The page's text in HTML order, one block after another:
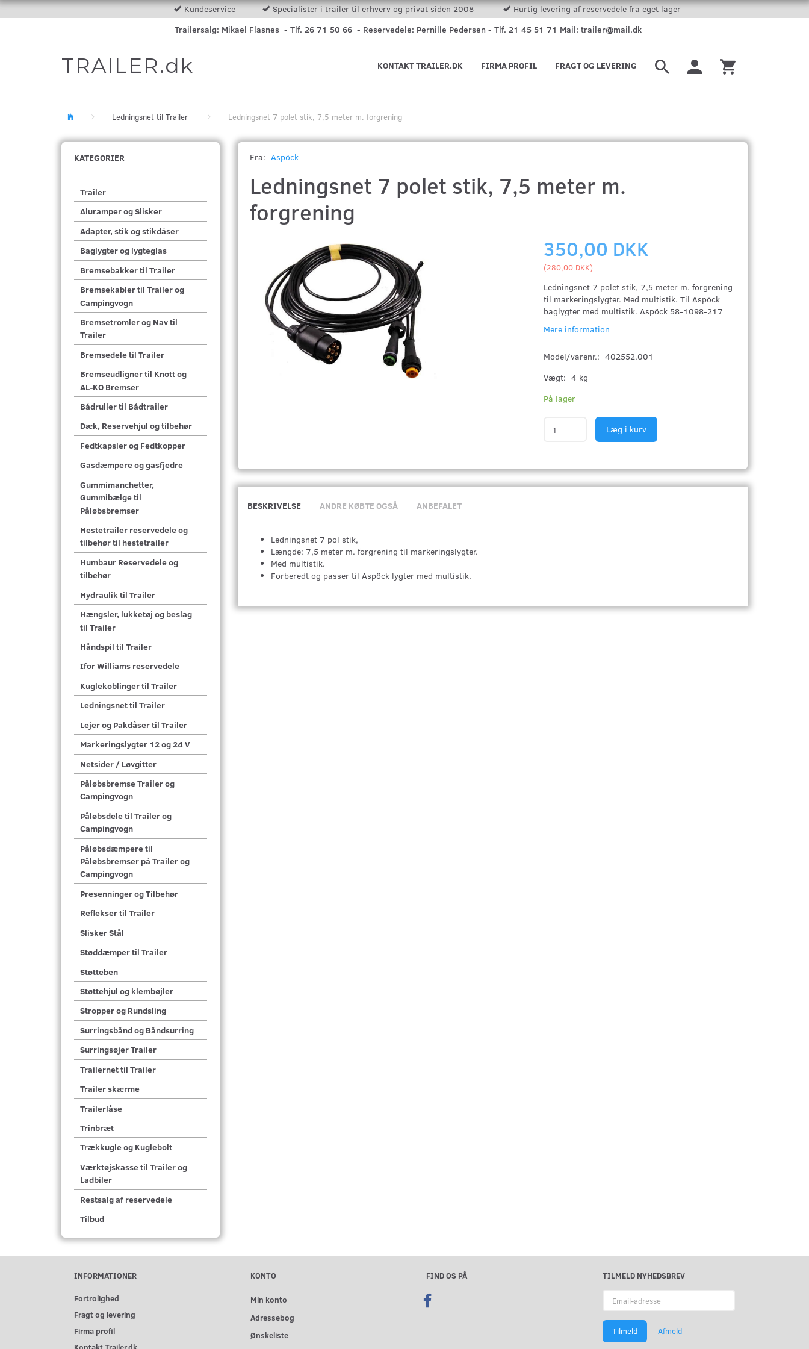
Kundeservice Specialister i trailer til erhverv og privat siden 2008
Hurtig levering af reservedele fra eget lager
Trailersalg: Mikael Flasnes - Tlf. 26 71 50 66 - Reservedele: Pernille Pedersen - Tlf. 21 45 51 71 Mail: trailer@mail.dk
TRAILER.dk FRAGT OG LEVERING
FIRMA PROFIL
KONTAKT TRAILER.DK
Ledningsnet til Trailer Ledningsnet 7 polet stik, 7,5 meter m. forgrening
KATEGORIER
Trailer
Aluramper og Slisker
Adapter, stik og stikdåser
Baglygter og lygteglas
Bremsebakker til Trailer
Bremsekabler til Trailer og
Campingvogn
Bremsetromler og Nav til
Trailer
Bremsedele til Trailer
Bremseudligner til Knott og
AL-KO Bremser
Bådruller til Bådtrailer
Dæk, Reservehjul og tilbehør
Fedtkapsler og Fedtkopper
Gasdæmpere og gasfjedre
Gummimanchetter,
Gummibælge til
Påløbsbremser
Hestetrailer reservedele og
tilbehør til hestetrailer
Humbaur Reservedele og
tilbehør
Hydraulik til Trailer
Hængsler, lukketøj og beslag
til Trailer
Håndspil til Trailer
Ifor Williams reservedele
Kuglekoblinger til Trailer
Ledningsnet til Trailer
Lejer og Pakdåser til Trailer
Markeringslygter 12 og 24 V
Netsider / Løvgitter
Påløbsbremse Trailer og
Campingvogn
Påløbsdele til Trailer og
Campingvogn
Påløbsdæmpere til
Påløbsbremser på Trailer og
Campingvogn
Presenninger og Tilbehør
Reflekser til Trailer
Slisker Stål
Støddæmper til Trailer
Støtteben
Støttehjul og klembøjler
Stropper og Rundsling
Surringsbånd og Båndsurring
Surringsøjer Trailer
Trailernet til Trailer
Trailer skærme
Trailerlåse
Trinbræt
Trækkugle og Kuglebolt
Værktøjskasse til Trailer og
Ladbiler
Restsalg af reservedele
Tilbud
Fra: Aspöck
Ledningsnet 7 polet stik, 7,5 meter m.
forgrening
350,00 DKK
(280,00 DKK)
Ledningsnet 7 polet stik, 7,5 meter m. forgrening
til markeringslygter. Med multistik. Til Aspöck
baglygter med multistik. Aspöck 58-1098-217
Mere information
Model/varenr.: 402552.001
Vægt: 4 kg
På lager
Læg i kurv
BESKRIVELSE ANDRE KØBTE OGSÅ ANBEFALET
Ledningsnet 7 pol stik,
Længde: 7,5 meter m. forgrening til markeringslygter.
Med multistik.
Forberedt og passer til Aspöck lygter med multistik.
INFORMATIONER
Fortrolighed
Fragt og levering
Firma profil
KONTO
Min konto
Adressebog
Ønskeliste
FIND OS PÅ
TILMELD NYHEDSBREV
adresse
Tilmeld Afmeld